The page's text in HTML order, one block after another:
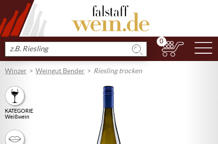
Produkt
suchen
0
Winzer Weingut Bender Riesling trocken
KATEGORIE
Weißwein